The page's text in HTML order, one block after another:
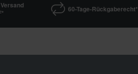
60-Tage-Rückgaberecht*